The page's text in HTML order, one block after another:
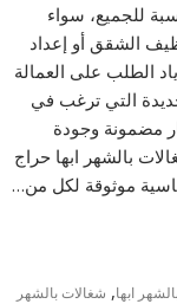
للجميع، سواء
الشقق أو إعداد
الطلب على العمالة
التي ترغب في
مضمونة وجودة
بالشهر ابها حراج
موثوقة لكل من…
ابها, شغالات بالشهر